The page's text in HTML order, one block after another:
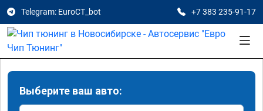
Telegram: EuroCT_bot +7 383 235-91-17
Выберите ваш авто: